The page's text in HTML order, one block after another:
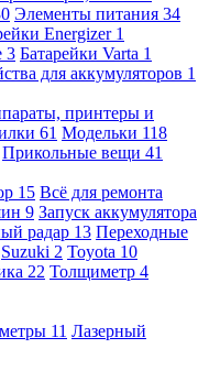
Элементы питания 34
Energizer 1
3 Батарейки Varta 1
для аккумуляторов 1
принтеры и
61 Модельки 118
Прикольные вещи 41
15 Всё для ремонта
9 Запуск аккумулятора
радар 13 Переходные
Suzuki 2 Toyota 10
22 Толщиметр 4
11 Лазерный